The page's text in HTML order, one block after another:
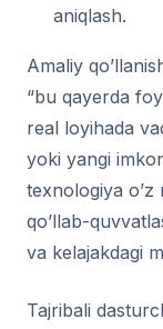
aniqlash.
Amaliy
“bu qayerda
real loyihada
yoki yangi
texnologiya o’z
qo’llab-
va kelajakdagi
Tajribali